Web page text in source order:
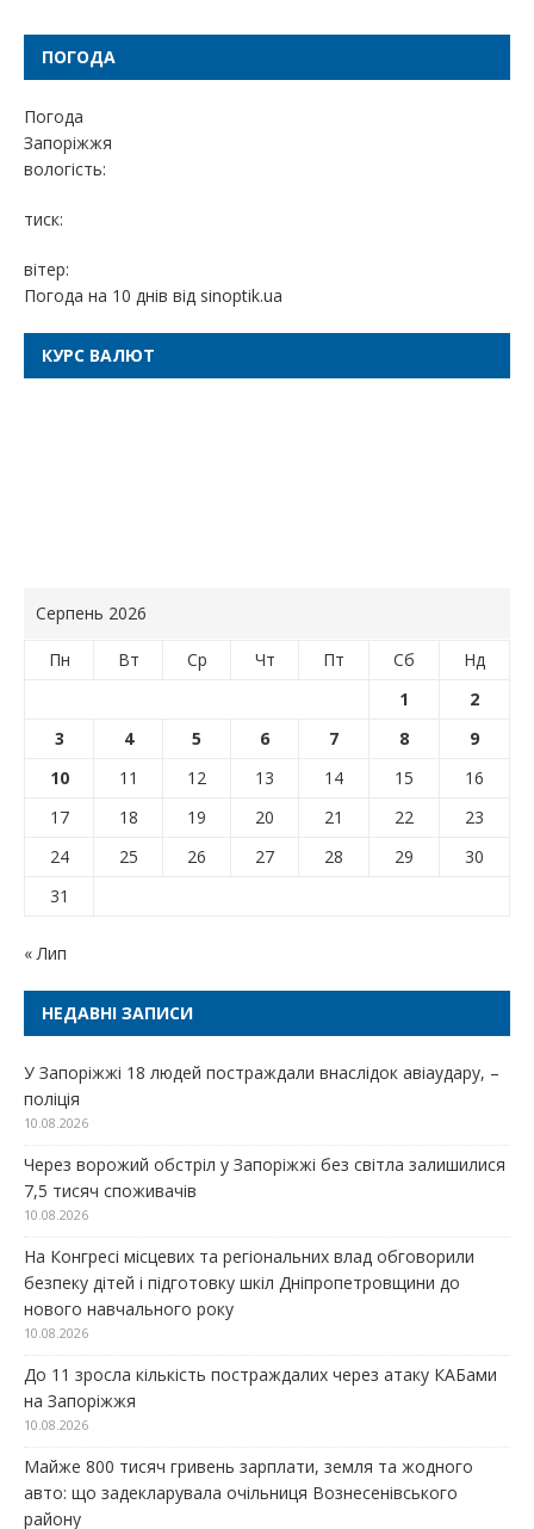
ПОГОДА
Погода
Запоріжжя
вологість:
тиск:
вітер:
Погода на 10 днів від sinoptik.ua
КУРС ВАЛЮТ
Серпень 2026
Пн Вт Ср Чт Пт Сб
Нд
1
2
3
4 5 6 7 8
9
10
11 12 13 14 15
16
17
18 19 20 21 22
23
24
25 26 27 28 29
30
31
« Лип
НЕДАВНІ ЗАПИСИ
У Запоріжжі 18 людей постраждали внаслідок авіаудару, –
поліція
10.08.2026
Через ворожий обстріл у Запоріжжі без світла залишилися
7,5 тисяч споживачів
10.08.2026
На Конгресі місцевих та регіональних влад обговорили
безпеку дітей і підготовку шкіл Дніпропетровщини до
нового навчального року
10.08.2026
До 11 зросла кількість постраждалих через атаку КАБами
на Запоріжжя
10.08.2026
Майже 800 тисяч гривень зарплати, земля та жодного
авто: що задекларувала очільниця Вознесенівського
району